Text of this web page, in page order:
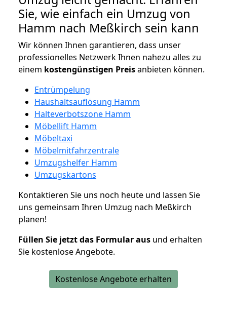
Sie, wie einfach ein Umzug von
Hamm nach Meßkirch sein kann
Wir können Ihnen garantieren, dass unser
professionelles Netzwerk Ihnen nahezu alles zu
einem kostengünstigen Preisanbieten können.
Entrümpelung
Haushaltsauflösung Hamm
Halteverbotszone Hamm
Möbellift Hamm
Möbeltaxi
Möbelmitfahrzentrale
Umzugshelfer Hamm
Umzugskartons
Kontaktieren Sie uns noch heute und lassen Sie
uns gemeinsam Ihren Umzug nach Meßkirch
planen!
Füllen Sie jetzt das Formular aus und erhalten
Sie kostenlose Angebote.
Kostenlose Angebote erhalten